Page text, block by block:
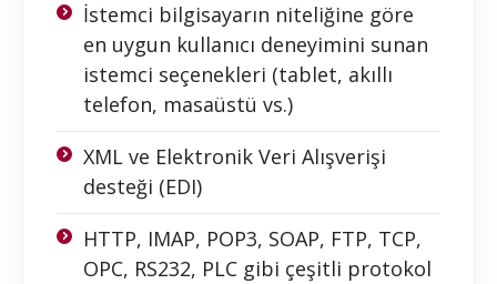
İstemci bilgisayarın niteliğine göre
en uygun kullanıcı deneyimini sunan
istemci seçenekleri (tablet, akıllı
telefon, masaüstü vs.)
XML ve Elektronik Veri Alışverişi
desteği (EDI)
HTTP, IMAP, POP3, SOAP, FTP, TCP,
OPC, RS232, PLC gibi çeşitli protokol